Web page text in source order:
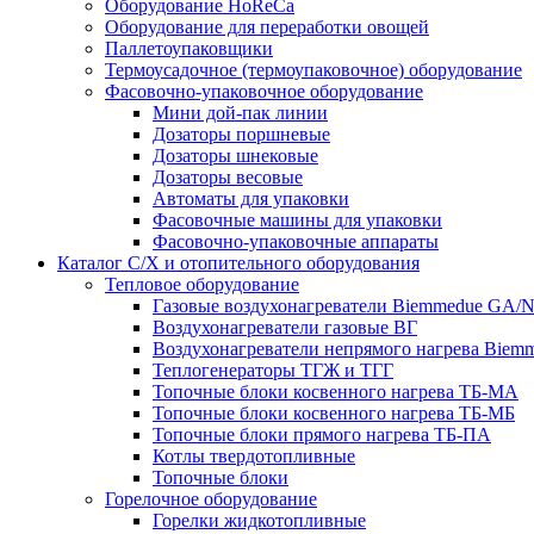
Оборудование HoReCa
Оборудование для переработки овощей
Паллетоупаковщики
Термоусадочное (термоупаковочное) оборудование
Фасовочно-упаковочное оборудование
Мини дой-пак линии
Дозаторы поршневые
Дозаторы шнековые
Дозаторы весовые
Автоматы для упаковки
Фасовочные машины для упаковки
Фасовочно-упаковочные аппараты
Каталог С/Х и отопительного оборудования
Тепловое оборудование
Газовые воздухонагреватели Biemmedue GA/N
Воздухонагреватели газовые ВГ
Воздухонагреватели непрямого нагрева
Теплогенераторы ТГЖ и ТГГ
Топочные блоки косвенного нагрева ТБ-МА
Топочные блоки косвенного нагрева ТБ-МБ
Топочные блоки прямого нагрева ТБ-ПА
Котлы твердотопливные
Топочные блоки
Горелочное оборудование
Горелки жидкотопливные